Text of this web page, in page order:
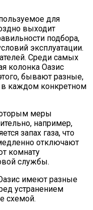
для
выходит
подбора,
эксплуатации.
Среди самых
колонка Оазис
бывают разные,
в каждом конкретном
меры
например,
запах газа, что
отключают
комнату
службы.
имеют разные
устранением
схемой.